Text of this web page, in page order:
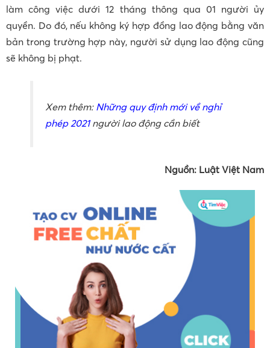
làm công việc dưới 12 tháng thông qua 01 người ủy
quyền. Do đó, nếu không ký hợp đồng lao động bằng văn
bản trong trường hợp này, người sử dụng lao động cũng
sẽ không bị phạt.
Xem thêm: Những quy định mới về nghỉ
phép 2021người lao động cần biết
Nguồn: Luật Việt Nam